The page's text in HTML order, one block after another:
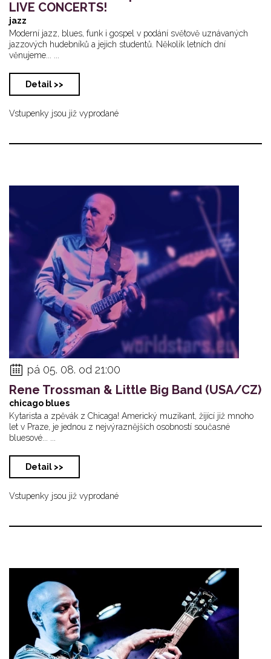
LIVE CONCERTS!
jazz
Moderní jazz, blues, funk i gospel v podání světově uznávaných
jazzových hudebníků a jejich studentů. Několik letních dní
věnujeme... ...
Detail >>
Vstupenky jsou již vyprodané
pá 05. 08. od 21:00
Rene Trossman & Little Big Band (USA/CZ)
chicago blues
Kytarista a zpěvák z Chicaga! Americký muzikant, žijící již mnoho
let v Praze, je jednou z nejvýraznějších osobností současné
bluesové... ...
Detail >>
Vstupenky jsou již vyprodané